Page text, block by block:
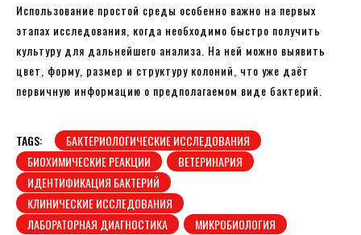
Использование простой среды особенно важно на первых
этапах исследования, когда необходимо быстро получить
культуру для дальнейшего анализа. На ней можно выявить
цвет, форму, размер и структуру колоний, что уже даёт
первичную информацию о предполагаемом виде бактерий.
TAGS:
БАКТЕРИОЛОГИЧЕСКИЕ ИССЛЕДОВАНИЯ
БИОХИМИЧЕСКИЕ РЕАКЦИИ
ВЕТЕРИНАРИЯ
ИДЕНТИФИКАЦИЯ БАКТЕРИЙ
КЛИНИЧЕСКИЕ ИССЛЕДОВАНИЯ
ЛАБОРАТОРНАЯ ДИАГНОСТИКА
МИКРОБИОЛОГИЯ